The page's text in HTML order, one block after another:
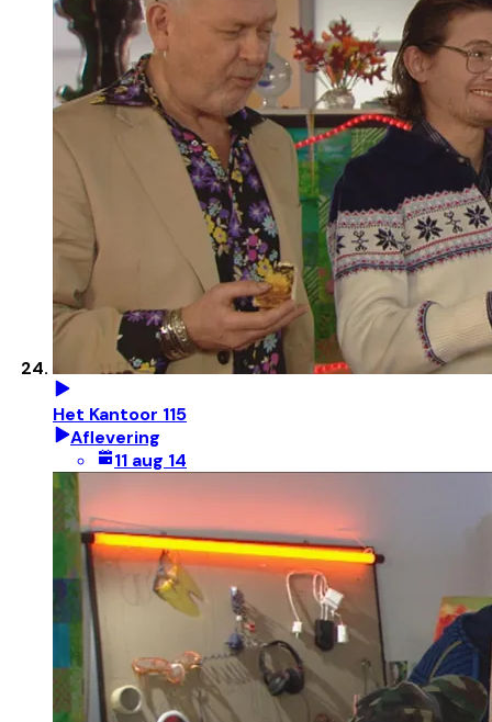
Het Kantoor 115
Aflevering
11 aug 14